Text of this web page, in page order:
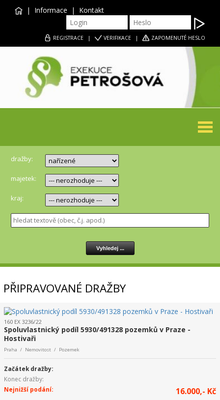
| Informace | Kontakt
REGISTRACE | VERIFIKACE | ZAPOMENUTÉ HESLO
dražby:
majetek:
kraj:
PŘIPRAVOVANÉ DRAŽBY
160 EX 3236/22
Spoluvlastnický podíl 5930/491328 pozemků v Praze -
Hostivaři
Praha / Nemovitost / Pozemek
Začátek dražby:
Konec dražby:
Nejnižší podání:
16.000,- Kč